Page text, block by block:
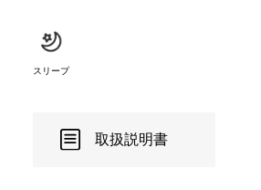
スリープ
取扱説明書